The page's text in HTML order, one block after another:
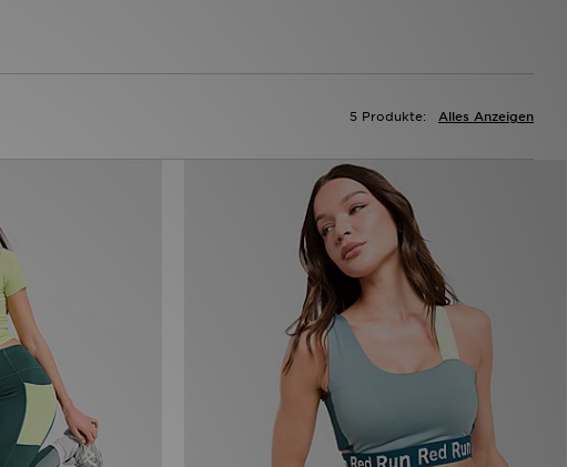
Alles Anzeigen
5 Produkte: